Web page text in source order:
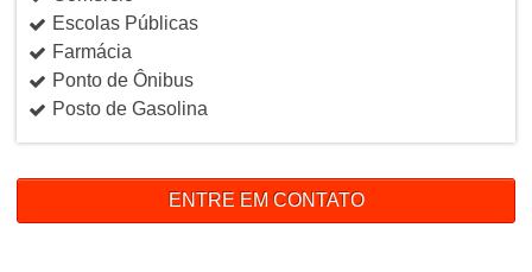
Escolas Públicas
Farmácia
Ponto de Ônibus
Posto de Gasolina
ENTRE EM CONTATO